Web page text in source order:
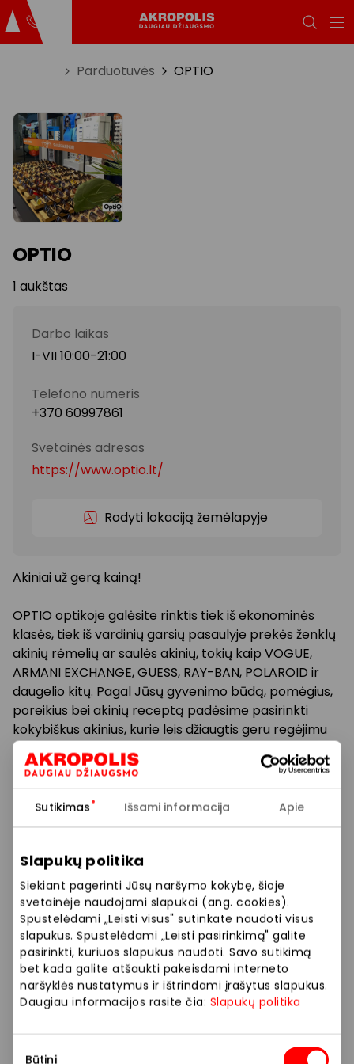
Sutikimas Išsami informacija Apie
Slapukų politika
Siekiant pagerinti Jūsų naršymo kokybę, šioje
svetainėje naudojami slapukai (ang. cookies).
Spustelėdami „Leisti visus" sutinkate naudoti visus
slapukus. Spustelėdami „Leisti pasirinkimą" galite
pasirinkti, kuriuos slapukus naudoti. Savo sutikimą
bet kada galite atšaukti pakeisdami interneto
naršyklės nustatymus ir ištrindami įrašytus slapukus.
Daugiau informacijos rasite čia: Slapukų politika
Būtini
Parduotuvės OPTIO
OPTIO
1 aukštas
Darbo laikas
I-VII 10:00-21:00
Telefono numeris
+370 60997861
Svetainės adresas
https://www.optio.lt/
Rodyti lokaciją žemėlapyje
Akiniai už gerą kainą!
OPTIO optikoje galėsite rinktis tiek iš ekonominės
klasės, tiek iš vardinių garsių pasaulyje prekės ženklų
akinių rėmelių ar saulės akinių, tokių kaip VOGUE,
ARMANI EXCHANGE, GUESS, RAY-BAN, POLAROID ir
daugelio kitų. Pagal Jūsų gyvenimo būdą, pomėgius,
poreikius bei akinių receptą padėsime pasirinkti
kokybiškus akinius, kurie leis džiaugtis geru regėjimu
kasdien!
kokybiška regos korekcija. Mes teikiame
profesionalias regėjimo patikrinimo paslaugas,
kainą.
OPTIO optikoje Vilniaus Akropolyje pasirūpinsime ne
tik Jūsų gera rega, bet ir klausa! Mūsų klausos
specialistai ne tik patikrins Jūsų klausą, taip pat
padės išsirinkti Jums individualliai parinktą ir
pritaikytą klausos aparatą.
OPTIO – draugiška visos šeimos optika!
Siūlome platų paslaugų pasirinkimą: akiniai, lęšiai,